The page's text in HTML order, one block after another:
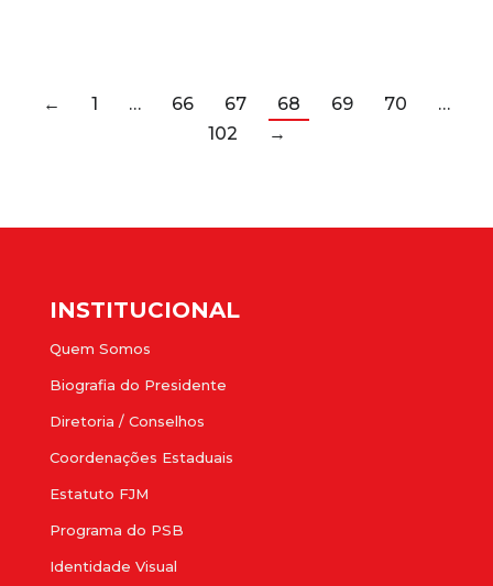
← 1 … 66 67 68 69 70
…
102
→
INSTITUCIONAL
Quem Somos
Biografia do Presidente
Diretoria / Conselhos
Coordenações Estaduais
Estatuto FJM
Programa do PSB
Identidade Visual